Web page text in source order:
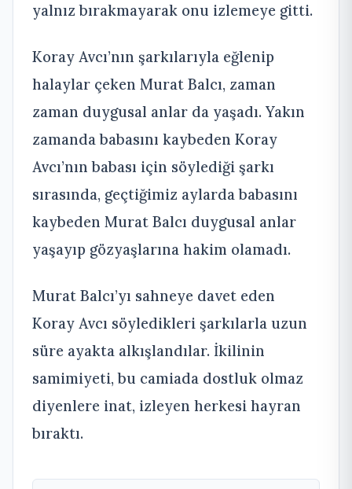
yalnız bırakmayarak onu izlemeye gitti.
Koray Avcı’nın şarkılarıyla eğlenip
halaylar çeken Murat Balcı, zaman
zaman duygusal anlar da yaşadı. Yakın
zamanda babasını kaybeden Koray
Avcı’nın babası için söylediği şarkı
sırasında, geçtiğimiz aylarda babasını
kaybeden Murat Balcı duygusal anlar
yaşayıp gözyaşlarına hakim olamadı.
Murat Balcı’yı sahneye davet eden
Koray Avcı söyledikleri şarkılarla uzun
süre ayakta alkışlandılar. İkilinin
samimiyeti, bu camiada dostluk olmaz
diyenlere inat, izleyen herkesi hayran
bıraktı.